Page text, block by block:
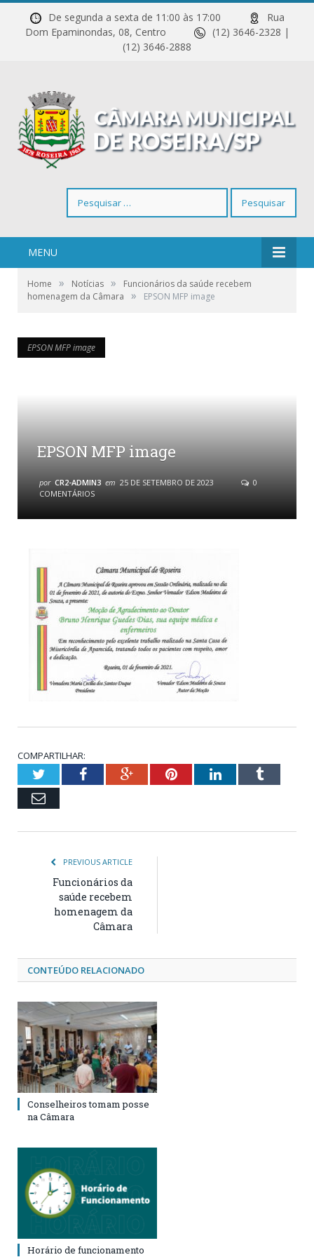
De segunda a sexta de 11:00 às 17:00
Rua
Dom Epaminondas, 08, Centro
(12) 3646-2328 |
(12) 3646-2888
por:
MENU
Home » Notícias »
Funcionários da saúde recebem
homenagem da Câmara
» EPSON MFP image
EPSON MFP image
EPSON MFP image
por CR2-ADMIN3 em 25 DE SETEMBRO DE 2023
0
COMENTÁRIOS
EPSON MFP image
COMPARTILHAR:
TwitterFacebookGoogle+PinterestLinkedInTumblr
Email
PREVIOUS ARTICLE
Funcionários da
saúde recebem
homenagem da
Câmara
CONTEÚDO RELACIONADO
Conselheiros tomam posse
na Câmara
Horário de funcionamento